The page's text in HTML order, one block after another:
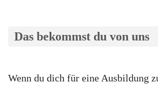
Das bekommst du von uns
Wenn du dich für eine Ausbildung